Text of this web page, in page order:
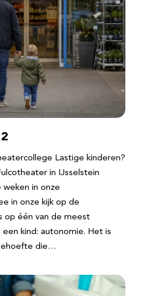
Lastige kinderen?
in IJsselstein
in onze
in onze kijk op de
op één van de meest
kind: autonomie. Het is
die…